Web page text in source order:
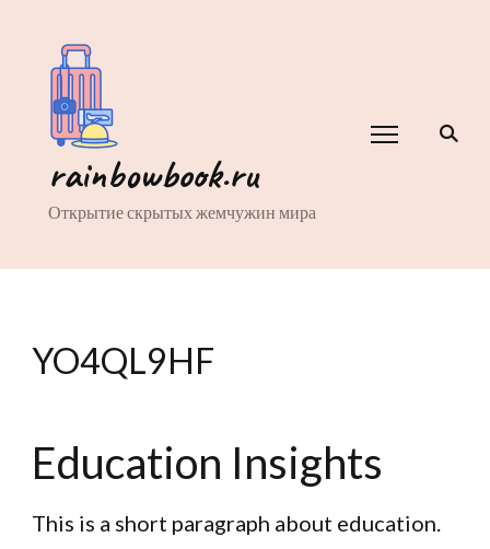
rainbowbook.ru
Открытие скрытых жемчужин мира
YO4QL9HF
Education Insights
This is a short paragraph about education.